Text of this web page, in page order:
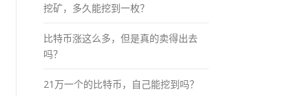
挖矿，多久能挖到一枚？
比特币涨这么多，但是真的卖得出去
吗？
21万一个的比特币，自己能挖到吗？